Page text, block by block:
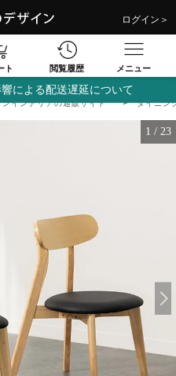
ログイン＞
ト 閲覧履歴 メニュー
による配送遅延について
インテリアの通販サイト ダイニン
1 / 23